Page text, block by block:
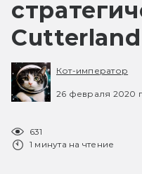
Cutterland
Кот-император
26 февраля 2020 г.
631
1 минута на чтение